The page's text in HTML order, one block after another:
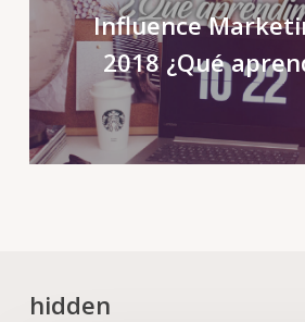
Influence
2018 ¿Qué
hidden